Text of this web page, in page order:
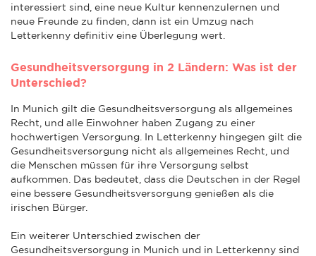
interessiert sind, eine neue Kultur kennenzulernen und
neue Freunde zu finden, dann ist ein Umzug nach
Letterkenny definitiv eine Überlegung wert.
Gesundheitsversorgung in 2 Ländern: Was ist der
Unterschied?
In Munich gilt die Gesundheitsversorgung als allgemeines
Recht, und alle Einwohner haben Zugang zu einer
hochwertigen Versorgung. In Letterkenny hingegen gilt die
Gesundheitsversorgung nicht als allgemeines Recht, und
die Menschen müssen für ihre Versorgung selbst
aufkommen. Das bedeutet, dass die Deutschen in der Regel
eine bessere Gesundheitsversorgung genießen als die
irischen Bürger.
Ein weiterer Unterschied zwischen der
Gesundheitsversorgung in Munich und in Letterkenny sind